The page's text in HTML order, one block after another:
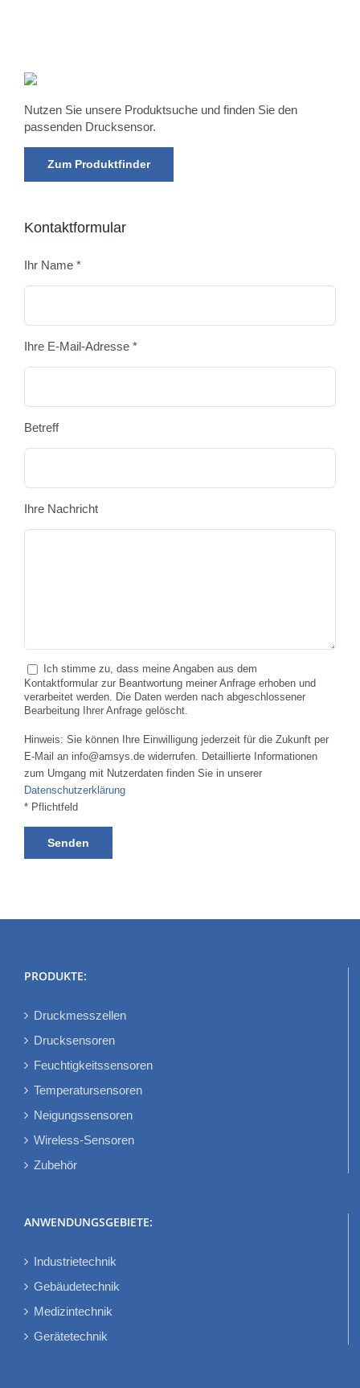
Nutzen Sie unsere Produktsuche und finden Sie den
passenden Drucksensor.
Zum Produktfinder
Kontaktformular
Ihr Name *
Ihre E-Mail-Adresse *
Betreff
Ihre Nachricht
Ich stimme zu, dass meine Angaben aus dem
Kontaktformular zur Beantwortung meiner Anfrage erhoben und
verarbeitet werden. Die Daten werden nach abgeschlossener
Bearbeitung Ihrer Anfrage gelöscht.
Hinweis: Sie können Ihre Einwilligung jederzeit für die Zukunft per
E-Mail an info@amsys.de widerrufen. Detaillierte Informationen
zum Umgang mit Nutzerdaten finden Sie in unserer
Datenschutzerklärung
* Pflichtfeld
PRODUKTE:
Druckmesszellen
Drucksensoren
Feuchtigkeitssensoren
Temperatursensoren
Neigungssensoren
Wireless-Sensoren
Zubehör
ANWENDUNGSGEBIETE:
Industrietechnik
Gebäudetechnik
Medizintechnik
Gerätetechnik